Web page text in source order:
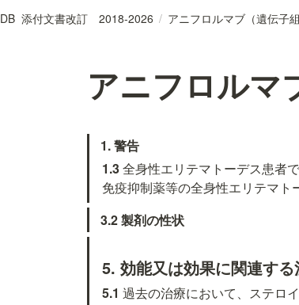
DB_添付文書改訂 2018-2026 / アニフロルマブ（遺伝子組
アニフロルマ
1. 警告
1.3 全身性エリテマトーデス患者
免疫抑制薬等の全身性エリテマト
3.2 製剤の性状
5. 効能又は効果に関連する
5.1 過去の治療において、ステロ